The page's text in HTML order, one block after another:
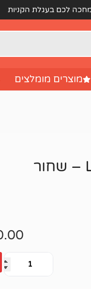
לכם בעגלת הקניות
מוצרים מומלצים